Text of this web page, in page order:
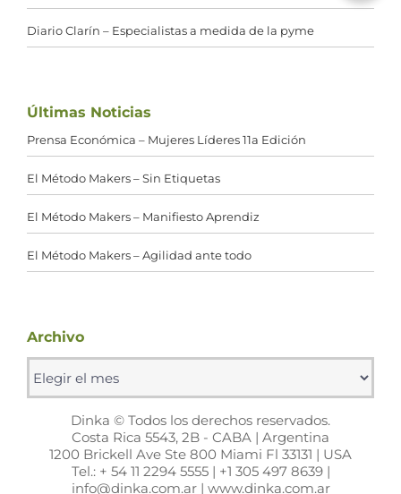
Diario Clarín – Especialistas a medida de la pyme
Últimas Noticias
Prensa Económica – Mujeres Líderes 11a Edición
El Método Makers – Sin Etiquetas
El Método Makers – Manifiesto Aprendiz
El Método Makers – Agilidad ante todo
Archivo
Archivo
Dinka © Todos los derechos reservados.
Costa Rica 5543, 2B - CABA | Argentina
1200 Brickell Ave Ste 800 Miami Fl 33131 | USA
Tel.: + 54 11 2294 5555 | +1 305 497 8639 |
info@dinka.com.ar | www.dinka.com.ar